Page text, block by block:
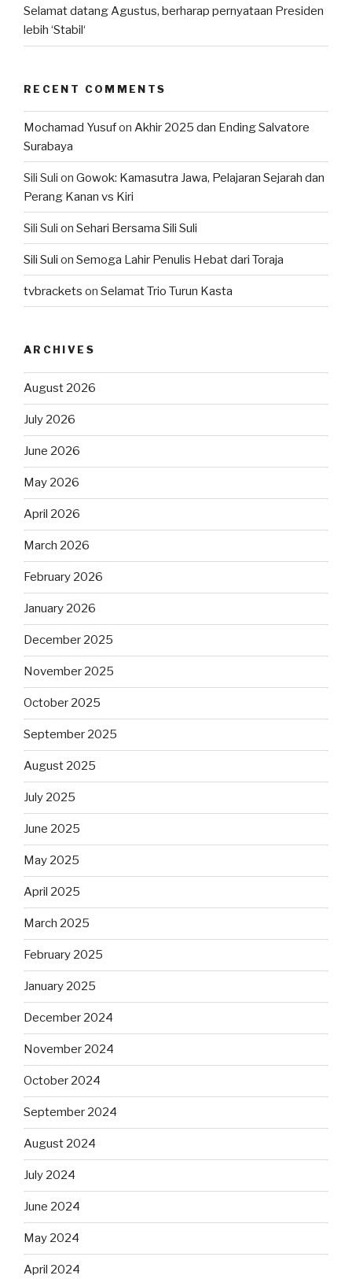
Selamat datang Agustus, berharap pernyataan Presiden
lebih ‘Stabil‘
RECENT COMMENTS
Mochamad Yusufon Akhir 2025 dan Ending Salvatore
Surabaya
Sili Suli on Gowok: Kamasutra Jawa, Pelajaran Sejarah dan
Perang Kanan vs Kiri
Sili Suli on Sehari Bersama Sili Suli
Sili Suli on Semoga Lahir Penulis Hebat dari Toraja
tvbrackets on Selamat Trio Turun Kasta
ARCHIVES
August 2026
July 2026
June 2026
May 2026
April 2026
March 2026
February 2026
January 2026
December 2025
November 2025
October 2025
September 2025
August 2025
July 2025
June 2025
May 2025
April 2025
March 2025
February 2025
January 2025
December 2024
November 2024
October 2024
September 2024
August 2024
July 2024
June 2024
May 2024
April 2024